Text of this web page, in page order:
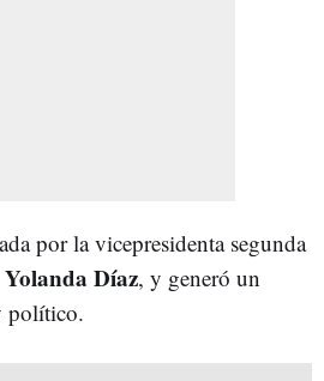
por la vicepresidenta segunda
Yolanda Díaz, y generó un
político.